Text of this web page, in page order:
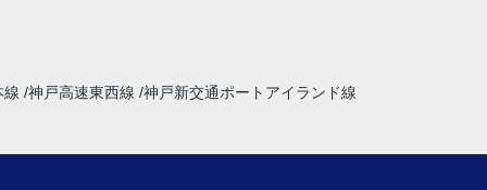
線 神戸高速東西線 神戸新交通ポートアイランド線